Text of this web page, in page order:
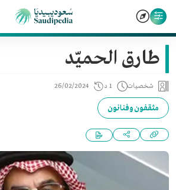
طارق الحميّد
شخصيات 1 د 26/02/2024
مثقفون وفنانون